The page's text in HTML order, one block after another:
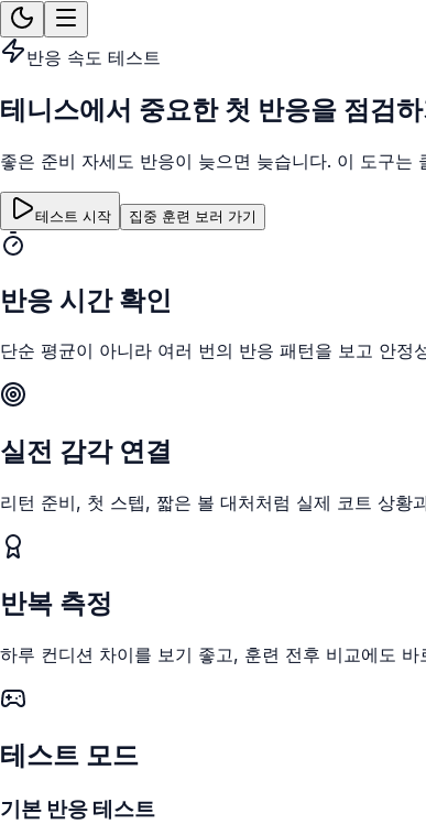
반응 속도 테스트
테니스에서 중요한 첫 반응을 점검하
좋은 준비 자세도 반응이 늦으면 늦습니다. 이 도구
테스트 시작 집중 훈련 보러 가기
반응 시간 확인
단순 평균이 아니라 여러 번의 반응 패턴을 보고 안정
실전 감각 연결
리턴 준비, 첫 스텝, 짧은 볼 대처처럼 실제 코트 상황
반복 측정
하루 컨디션 차이를 보기 좋고, 훈련 전후 비교에도 바
테스트 모드
기본 반응 테스트